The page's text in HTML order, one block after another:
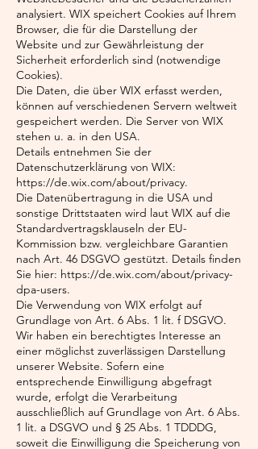
analysiert. WIX speichert Cookies auf Ihrem
Browser, die für die Darstellung der
Website und zur Gewährleistung der
Sicherheit erforderlich sind (notwendige
Cookies).
Die Daten, die über WIX erfasst werden,
können auf verschiedenen Servern weltweit
gespeichert werden. Die Server von WIX
stehen u. a. in den USA.
Details entnehmen Sie der
Datenschutzerklärung von WIX:
https://de.wix.com/about/privacy.
Die Datenübertragung in die USA und
sonstige Drittstaaten wird laut WIX auf die
Standardvertragsklauseln der EU-
Kommission bzw. vergleichbare Garantien
nach Art. 46 DSGVO gestützt. Details finden
Sie hier: https://de.wix.com/about/privacy-
dpa-users.
Die Verwendung von WIX erfolgt auf
Grundlage von Art. 6 Abs. 1 lit. f DSGVO.
Wir haben ein berechtigtes Interesse an
einer möglichst zuverlässigen Darstellung
unserer Website. Sofern eine
entsprechende Einwilligung abgefragt
wurde, erfolgt die Verarbeitung
ausschließlich auf Grundlage von Art. 6 Abs.
1 lit. a DSGVO und § 25 Abs. 1 TDDDG,
soweit die Einwilligung die Speicherung von